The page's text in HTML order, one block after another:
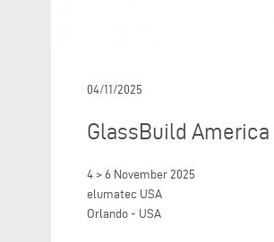
04/11/2025
GlassBuild America
4 > 6 November 2025
elumatec USA
Orlando - USA